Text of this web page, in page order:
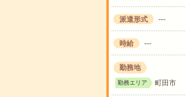
派遣形式 ---
時給 ---
勤務地
勤務エリア 町田市